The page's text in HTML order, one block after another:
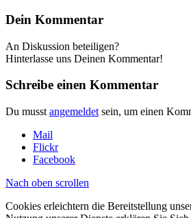
Dein Kommentar
An Diskussion beteiligen?
Hinterlasse uns Deinen Kommentar!
Schreibe einen Kommentar
Du musst angemeldet sein, um einen
Mail
Flickr
Facebook
Nach oben scrollen
Cookies erleichtern die Bereitstellung